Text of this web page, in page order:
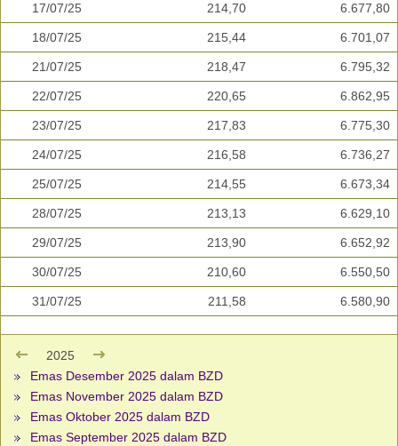
17/07/25 214,70 6.677,80
18/07/25 215,44 6.701,07
21/07/25 218,47 6.795,32
22/07/25 220,65 6.862,95
23/07/25 217,83 6.775,30
24/07/25 216,58 6.736,27
25/07/25 214,55 6.673,34
28/07/25 213,13 6.629,10
29/07/25 213,90 6.652,92
30/07/25 210,60 6.550,50
31/07/25 211,58 6.580,90
2025
Emas Desember 2025 dalam BZD
Emas November 2025 dalam BZD
Emas Oktober 2025 dalam BZD
Emas September 2025 dalam BZD